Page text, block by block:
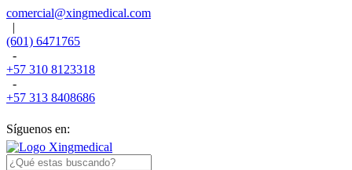
comercial@xingmedical.com
|
(601) 6471765
-
+57 310 8123318
-
+57 313 8408686
Síguenos en: